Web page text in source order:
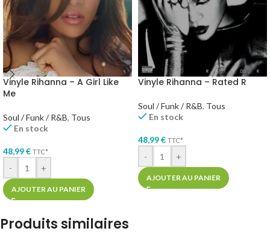
Vinyle Rihanna – A Girl Like
Me
Soul / Funk / R&B, Tous
En stock
48,99€ TTC*
- +
AJOUTER AU PANIER
Vinyle Rihanna – Rated R
Soul / Funk / R&B, Tous
En stock
48,99€ TTC*
- +
AJOUTER AU PANIER
Produits similaires